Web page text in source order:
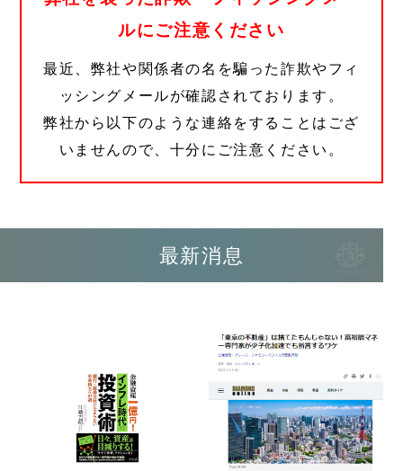
ルにご注意ください
最近、弊社や関係者の名を騙った詐欺やフィ
ッシングメールが確認されております。
弊社から以下のような連絡をすることはござ
いませんので、十分にご注意ください。
最新消息